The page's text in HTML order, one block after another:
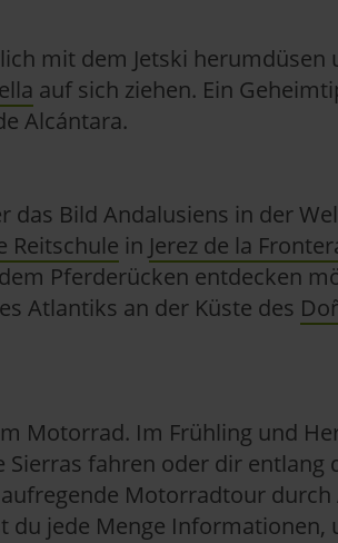
mit dem Jetski
auf sich ziehen. Ein
Alcántara.
das Bild Andalusiens in der
Reitschule in Jerez de la
Pferderücken entdecken
Atlantiks an der Küste des
Motorrad. Im Frühling und
fahren oder dir
Motorradtour
du jede Menge Informationen,